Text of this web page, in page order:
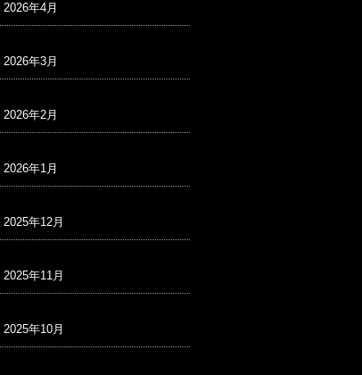
2026年4月
2026年3月
2026年2月
2026年1月
2025年12月
2025年11月
2025年10月